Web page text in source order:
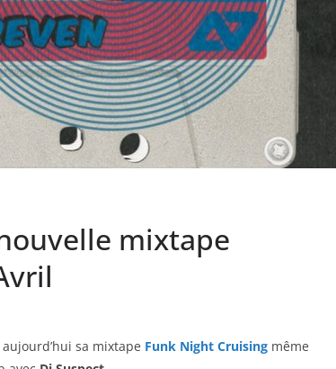
mixtape
sa mixtape Funk Night Cruising même